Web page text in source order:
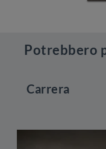
Potrebbero
Carrera